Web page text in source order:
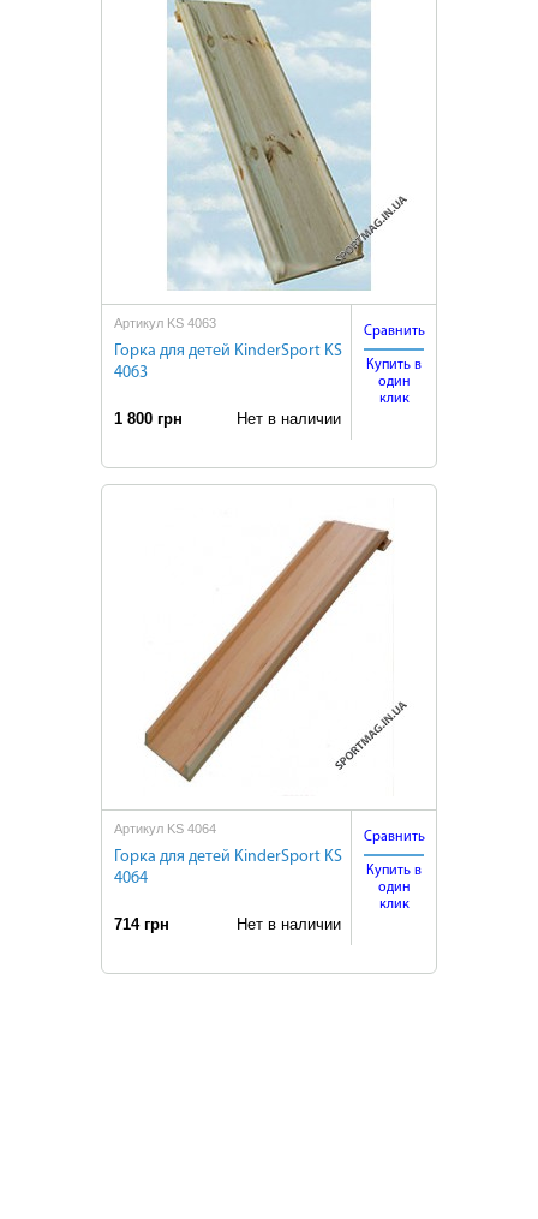
Артикул KS 4063
Горка для детей KinderSport KS
4063
1 800 грн Нет в наличии
Сравнить
Купить в
один
клик
Артикул KS 4064
Горка для детей KinderSport KS
4064
714 грн Нет в наличии
Сравнить
Купить в
один
клик